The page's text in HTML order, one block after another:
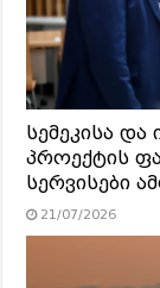
სემეკისა
პროექტის
სერვისები
21/07/2026